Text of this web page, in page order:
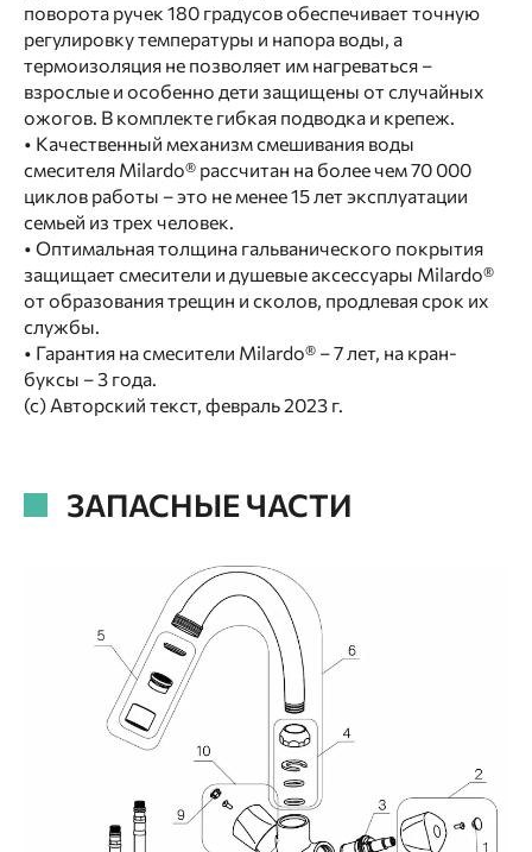
поворота ручек 180 градусов обеспечивает точную
регулировку температуры и напора воды, а
термоизоляция не позволяет им нагреваться –
взрослые и особенно дети защищены от случайных
ожогов. В комплекте гибкая подводка и крепеж.
• Качественный механизм смешивания воды
смесителя Milardo® рассчитан на более чем 70 000
циклов работы – это не менее 15 лет эксплуатации
семьей из трех человек.
• Оптимальная толщина гальванического покрытия
защищает смесители и душевые аксессуары Milardo®
от образования трещин и сколов, продлевая срок их
службы.
• Гарантия на смесители Milardo® – 7 лет, на кран-
буксы – 3 года.
(с) Авторский текст, февраль 2023 г.
ЗАПАСНЫЕ ЧАСТИ